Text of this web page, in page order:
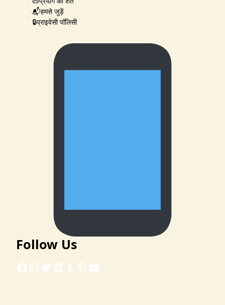
📬हमसे जुड़ें
🔒प्राइवेसी पॉलिसी
Follow Us
Facebook
Instagram
Twitter
LinkedIn
Tumblr
Pinterest
YouTube